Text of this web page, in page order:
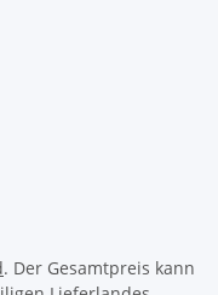
. Der Gesamtpreis kann